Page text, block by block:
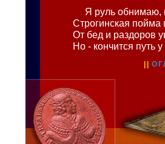
Я руль обнимаю,
Строгинская пойма
От бед и раздоров
Но - кончится путь
||